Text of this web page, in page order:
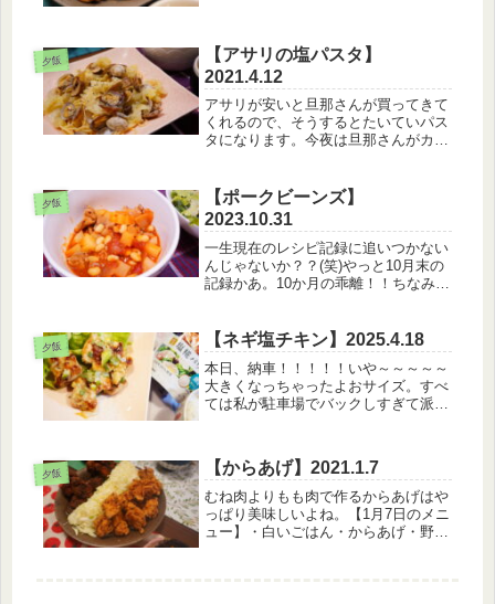
職が決まりました！（N回目）また休
み寝込んじゃうのでは～という心配
が...
夕飯
【アサリの塩パスタ】
2021.4.12
アサリが安いと旦那さんが買ってきて
くれるので、そうするとたいていパス
タになります。今夜は旦那さんがカレ
【4月12日のメニュー】・アサリの塩
パスタ・わかめサラダ・オニオンス
ー...
夕飯
【ポークビーンズ】
2023.10.31
一生現在のレシピ記録に追いつかない
んじゃないか？？(笑)やっと10月末の
記録かあ。10か月の乖離！！ちなみに
新です。【10月31日のメニュー】・白
米・ポークビーンズ・サラダ...
夕飯 【ネギ塩チキン】2025.4.18
本日、納車！！！！！いや～～～～～
大きくなっちゃったよおサイズ。すべ
ては私が駐車場でバックしすぎて派手
ー】・白米・ネギ塩チキン・キャベツ
の味噌汁いや～～～免許を取ってか
ら...
夕飯 【からあげ】2021.1.7
むね肉よりもも肉で作るからあげはや
っぱり美味しいよね。【1月7日のメニ
ュー】・白いごはん・からあげ・野菜